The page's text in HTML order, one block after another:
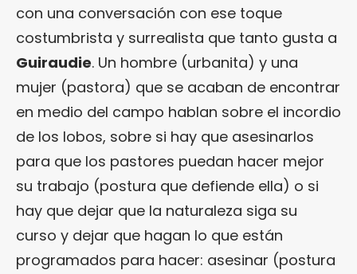
con una conversación con ese toque
costumbrista y surrealista que tanto gusta a
Guiraudie. Un hombre (urbanita) y una
mujer (pastora) que se acaban de encontrar
en medio del campo hablan sobre el incordio
de los lobos, sobre si hay que asesinarlos
para que los pastores puedan hacer mejor
su trabajo (postura que defiende ella) o si
hay que dejar que la naturaleza siga su
curso y dejar que hagan lo que están
programados para hacer: asesinar (postura